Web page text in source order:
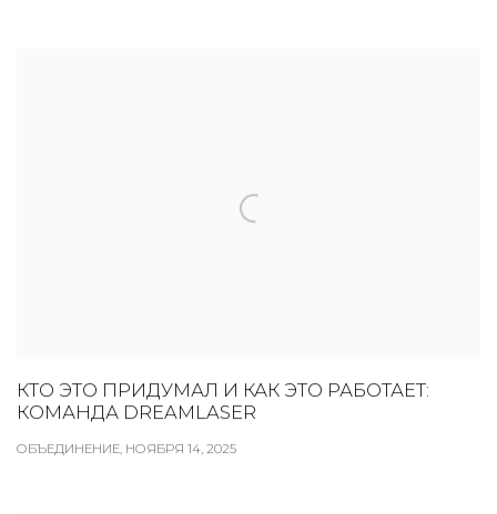
КТО ЭТО ПРИДУМАЛ И КАК ЭТО РАБОТАЕТ:
КОМАНДА DREAMLASER
ОБЪЕДИНЕНИЕ, НОЯБРЯ 14, 2025